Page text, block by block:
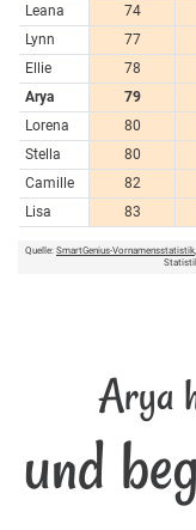
Leana
74
Lynn
77
Ellie
78
Arya
79
Lorena
80
Stella
80
Camille
82
Lisa
83
Quelle: SmartGenius-Vornamensstatistik
Arya
und